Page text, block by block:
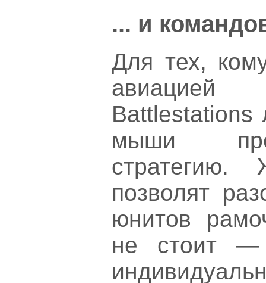
... и
Для тех,
Battlestations
мыши
позволят
юнитов
не стоит —